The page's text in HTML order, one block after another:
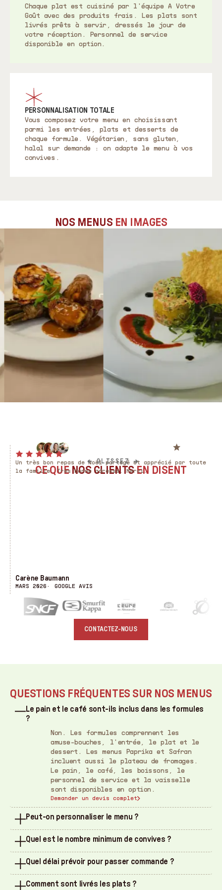
Chaque plat est cuisiné par l'équipe A Votre
Goût avec des produits frais. Les plats sont
livrés prêts à servir, dressés le jour de
votre réception. Personnel de service
disponible en option.
PERSONNALISATION TOTALE
Vous composez votre menu en choisissant
parmi les entrées, plats et desserts de
chaque formule. Végétarien, sans gluten,
halal sur demande : on adapte le menu à vos
convives.
NOS MENUS EN IMAGES
+200 avis clients
Traiteur à Vernon depuis 2008
CE QUE NOS CLIENTSEN DISENT
← GLISSEZ →
Un très bon repas de Noël partagé et apprécié par toute
la famille. Très bonne adresse. Merci.
Carène Baumann
MARS 2026
GOOGLE AVIS
CONTACTEZ-NOUS
QUESTIONS FRÉQUENTES SUR NOS MENUS
Le pain et le café sont-ils inclus dans les formules
?
Non. Les formules comprennent les
amuse-bouches, l'entrée, le plat et le
dessert. Les menus Paprika et Safran
incluent aussi le plateau de fromages.
Le pain, le café, les boissons, le
personnel de service et la vaisselle
sont disponibles en option.
Demander un devis complet
Peut-on personnaliser le menu ?
composer librement parmi les entrées et
plats de notre Carte traiteur. Le tarif
s'adapte à votre sélection. Végétarien,
adapté sur demande. Si un de vos
Quel est le nombre minimum de convives ?
partir de 4 personnes. L'ensemble des
convives partage le même menu (choix
unique par formule, sauf restrictions
Quel délai prévoir pour passer commande ?
semaines avant votre réception pour
Comment sont livrés les plats ?